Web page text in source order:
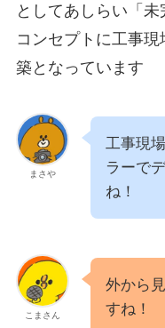
としてあしらい「
コンセプトに工事
築となっています
まさや
工事現
ラーで
ね！
こまさん
外から
すね！